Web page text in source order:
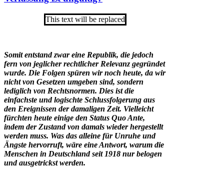
This text will be replaced
Somit entstand zwar eine Republik, die jedoch
fern von jeglicher rechtlicher Relevanz gegründet
wurde. Die Folgen spüren wir noch heute, da wir
nicht von Gesetzen umgeben sind, sondern
lediglich von Rechtsnormen. Dies ist die
einfachste und logischte Schlussfolgerung aus
den Ereignissen der damaligen Zeit. Vielleicht
fürchten heute einige den Status Quo Ante,
indem der Zustand von damals wieder hergestellt
werden muss. Was das alleine für Unruhe und
Ängste hervorruft, wäre eine Antwort, warum die
Menschen in Deutschland seit 1918 nur belogen
und ausgetrickst werden.